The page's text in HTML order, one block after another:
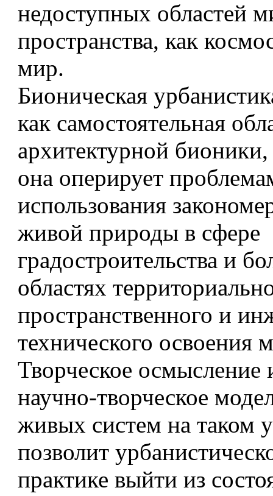
недоступных областей
пространства, как
мир.
Бионическая
как самостоятельная
архитектурной
она оперирует
использования
живой природы в сфере
градостроительства и
областях
пространственного и
технического освоения
Творческое осмысление
научно-творческое
живых систем на таком
позволит
практике выйти из